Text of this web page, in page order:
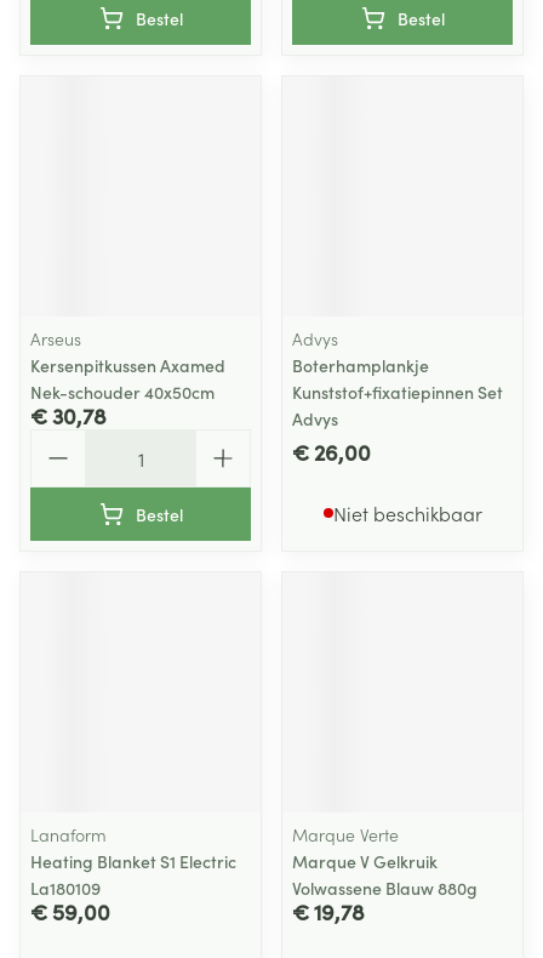
Bestel Bestel
Arseus
Kersenpitkussen Axamed
Nek-schouder 40x50cm
€ 30,78
Bestel
Advys
Boterhamplankje
Kunststof+fixatiepinnen Set
Advys
€ 26,00
Niet beschikbaar
Lanaform
Heating Blanket S1 Electric
La180109
€ 59,00
Marque Verte
Marque V Gelkruik
Volwassene Blauw 880g
€ 19,78